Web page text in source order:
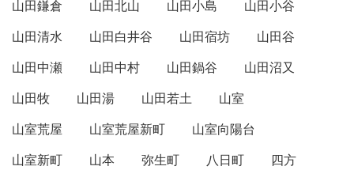
山田鎌倉
山田北山 山田小島
山田小谷
山田清水
山田白井谷 山田宿坊
山田谷
山田中瀬
山田中村 山田鍋谷
山田沼又
山田牧
山田湯 山田若土
山室
山室荒屋
山室荒屋新町
山室向陽台
山室新町
山本 弥生町 八日町
四方